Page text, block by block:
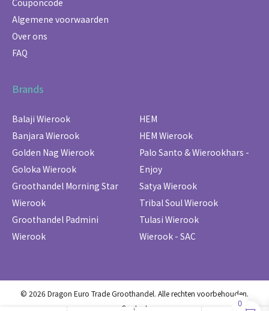
0
Algemene voorwaarden
Over ons
FAQ
Brands
Balaji Wierook
Banjara Wierook
Golden Nag Wierook
Goloka Wierook
Groothandel Morning Star
Wierook
Groothandel Padmini
Wierook
HEM
HEM Wierook
Palo Santo & Wierookhars -
Enjoy
Satya Wierook
Tribal Soul Wierook
Tulasi Wierook
Wierook - SAC
© 2026 Dragon Euro Trade Groothandel. Alle rechten voorbehouden.
Contact